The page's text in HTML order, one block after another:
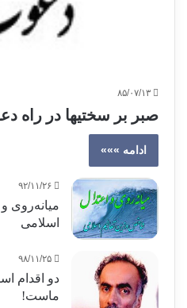
۸۵/۰۷/۱۳
صبر بر سختیها در راه
ادامه »»»
۹۲/۱۱/۲۶
میانه‌روی
اسلامی
۹۸/۱۱/۲۵
دو اقدام
ماست!